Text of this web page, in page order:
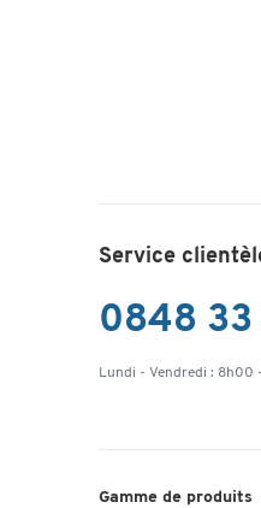
Service
0848 33
Lundi - Vendredi : 8h00
Gamme de produits